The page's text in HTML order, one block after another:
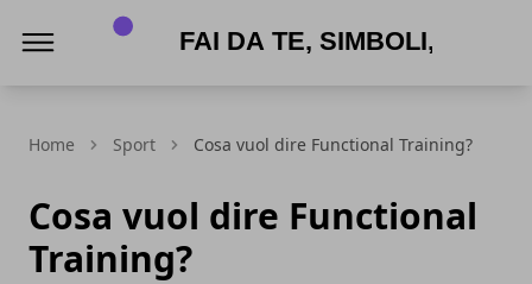
Home Sport Cosa vuol dire Functional Training?
Cosa vuol dire Functional
Training?